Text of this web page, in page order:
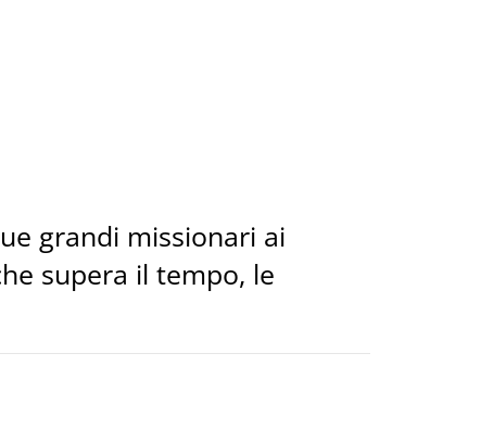
grandi missionari ai
supera il tempo, le